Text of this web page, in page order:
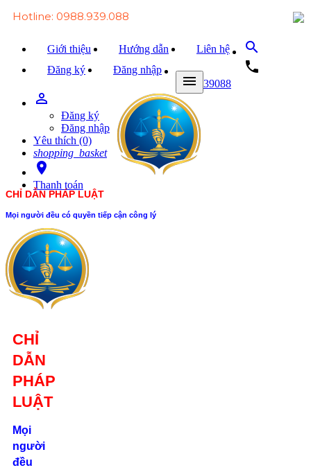
Hotline: 0988.939.088
Giới thiệu Hướng dẫn
Liên hệ
Đăng ký
Đăng nhập
search
local_phone
0988939088
person_outline
Đăng ký
Đăng nhập
Yêu thích (0)
shopping_basket
room
Thanh toán
menu
CHỈ DẪN PHÁP LUẬT
Mọi người đều có quyền tiếp cận công lý
CHỈ
DẪN
PHÁP
LUẬT
Mọi
người
đều
Trang chủ
Văn bản Luật
Văn bản Đảng
Tài liệu
Hỏi - đáp
Trao đổi
Tin tức
Liên hệ
Số 24/2B
Đường Võ
Oanh, P. 25, Q.
Bình Thạnh, Tp.
Hồ Chí Minh
0862.000.639